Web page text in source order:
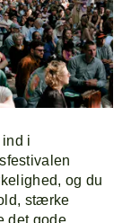
i
og du
stærke
det gode